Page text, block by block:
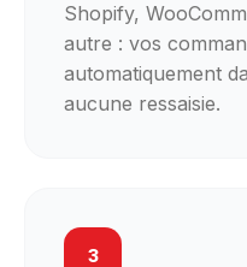
Shopify,
autre : vos
automatiquement
aucune ressaisie.
3